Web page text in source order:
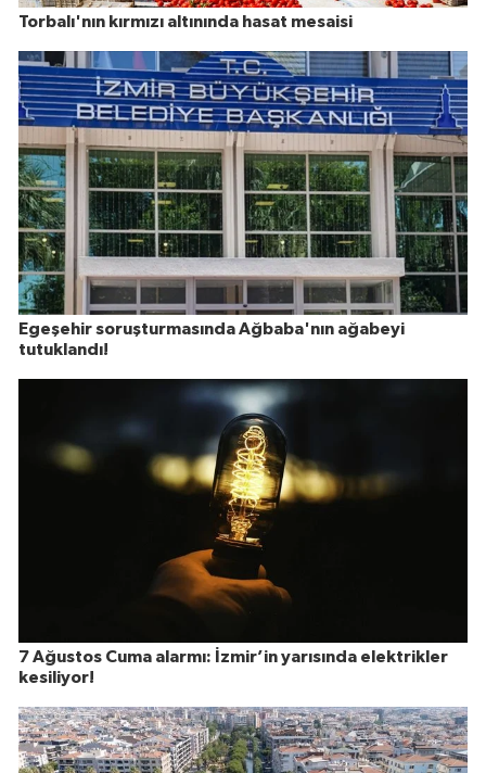
Torbalı'nın kırmızı altınında hasat mesaisi
Egeşehir soruşturmasında Ağbaba'nın ağabeyi
tutuklandı!
7 Ağustos Cuma alarmı: İzmir’in yarısında elektrikler
kesiliyor!